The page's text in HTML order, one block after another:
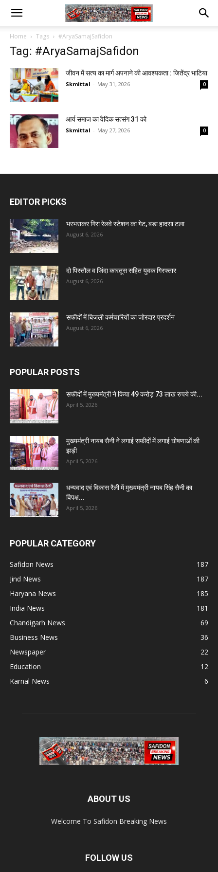
Home Tags #AryaSamajSafidon
Tag: #AryaSamajSafidon
जीवन में सत्य का मार्ग अपनाने की आवश्यकता : जितेंद्र भाटिया
Skmittal - May 31, 2026 0
आर्य समाज का वैदिक सत्संग 31 को
Skmittal - May 27, 2026 0
EDITOR PICKS
भरभराकर गिरा रेलवे स्टेशन का गेट, बड़ा हादसा टला
August 6, 2026
दो पिस्तौल व जिंदा कारतूस सहित युवक गिरफ्तार
August 6, 2026
सफीदों में बिजली कर्मचारियों का जोरदार प्रदर्शन
August 6, 2026
POPULAR POSTS
सफीदों में मुख्यमंत्री ने किया 49 करोड़ 73 लाख रुपये की...
April 5, 2026
मुख्यमंत्री नायब सैनी ने लगाई सफीदों में लगाई घोषणाओं की
झड़ी
April 5, 2026
धन्यवाद एवं विकास रैली में मुख्यमंत्री नायब सिंह सैनी का
विपक्ष...
April 5, 2026
POPULAR CATEGORY
Safidon News
187
Jind News
187
Haryana News
185
India News
181
Chandigarh News
69
Business News
36
Newspaper
22
Education
12
Karnal News
6
ABOUT US
Welcome To Safidon Breaking News
FOLLOW US